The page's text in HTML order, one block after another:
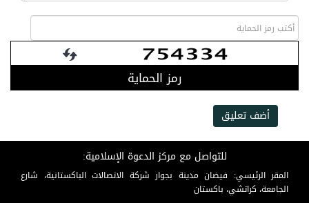
رمز الحماية
أضف تعليق
للتواصل مع مركز الدعوة الإسلامية:
المقر الرئيسي: فيضان مدينة بجوار شركة الاتصالات الباكستانية، شارع
الجامعة، كراتشي، باكستان